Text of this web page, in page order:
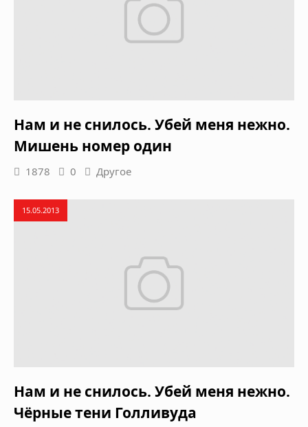
Нам и не снилось. Убей меня нежно.
Мишень номер один
1878 0 Другое
15.05.2013
Нам и не снилось. Убей меня нежно.
Чёpные тени Голливуда